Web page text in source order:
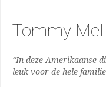
Tommy
“In deze Amerikaanse
leuk voor de hele